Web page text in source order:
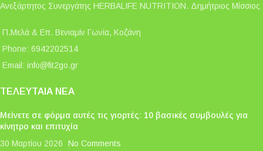
Ανεξάρτητος Συνεργάτης HERBALIFE NUTRITION. Δημήτριος Μίσσιος
Π.Μελά & Επ. Βενιαμίν Γωνία, Κοζάνη
Phone: 6942202514
Email: info@fit2go.gr
ΤΕΛΕΥΤΑΊΑ ΝΈΑ
Μείνετε σε φόρμα αυτές τις γιορτές: 10 βασικές συμβουλές για
κίνητρο και επιτυχία
30 Μαρτίου 2026
No Comments